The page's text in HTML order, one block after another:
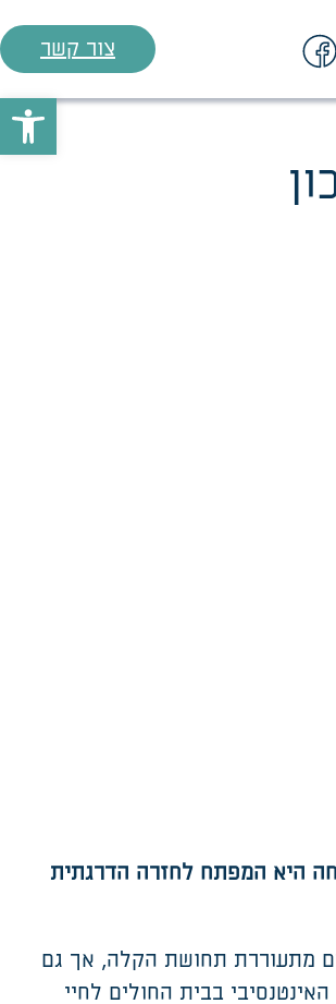
פתח
צור קשר
היא המפתח לחזרה הדרגתית
מתעוררת תחושת הקלה, אך גם
בבית החולים לחיי